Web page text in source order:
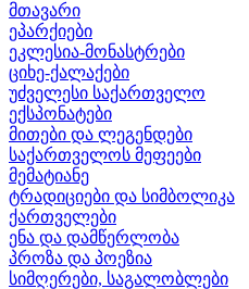
მთავარი
ეპარქიები
ეკლესია-მონასტრები
ციხე-ქალაქები
უძველესი საქართველო
ექსპონატები
მითები და ლეგენდები
საქართველოს მეფეები
მემატიანე
ტრადიციები და სიმბოლიკა
ქართველები
ენა და დამწერლობა
პროზა და პოეზია
სიმღერები, საგალობლები